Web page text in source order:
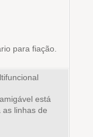
para fiação.
está
linhas de